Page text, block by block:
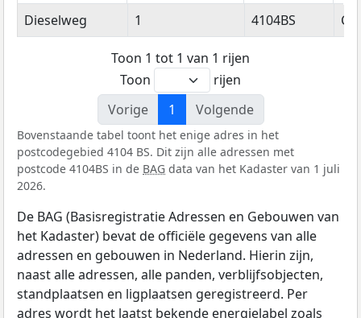
Straatnaam Huisnummer Postcode
Dieselweg 1 4104BS
Toon 1 tot 1 van 1 rijen
Toon
rijen
Vorige
1 Volgende
Bovenstaande tabel toont het enige adres in het
postcodegebied 4104 BS. Dit zijn alle adressen met
postcode 4104BS in de BAG data van het Kadaster van 1 juli
2026.
De BAG (Basisregistratie Adressen en Gebouwen van
het Kadaster) bevat de officiële gegevens van alle
adressen en gebouwen in Nederland. Hierin zijn,
naast alle adressen, alle panden, verblijfsobjecten,
standplaatsen en ligplaatsen geregistreerd. Per
adres wordt het laatst bekende energielabel zoals